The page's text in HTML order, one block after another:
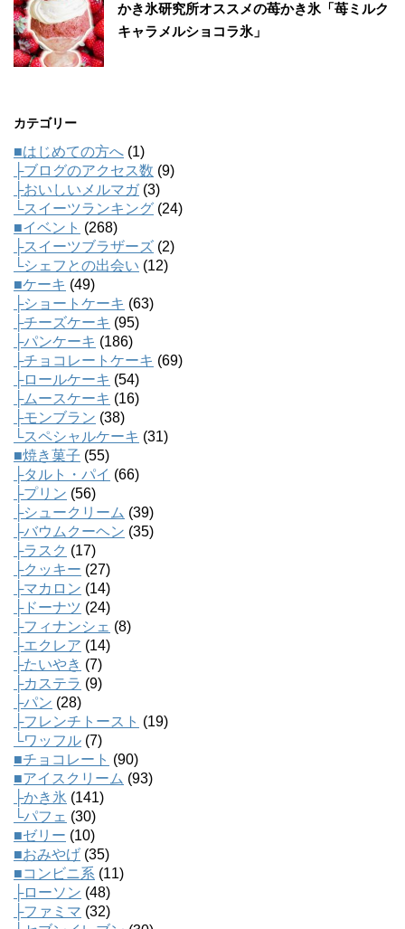
かき氷研究所オススメの苺かき氷「苺ミルク
キャラメルショコラ氷」
カテゴリー
■はじめての方へ (1)
├ブログのアクセス数 (9)
├おいしいメルマガ(3)
└スイーツランキング (24)
■イベント (268)
├スイーツブラザーズ (2)
└シェフとの出会い (12)
■ケーキ (49)
├ショートケーキ (63)
├チーズケーキ (95)
├パンケーキ (186)
├チョコレートケーキ (69)
├ロールケーキ (54)
├ムースケーキ (16)
├モンブラン (38)
└スペシャルケーキ (31)
■焼き菓子 (55)
├タルト・パイ (66)
├プリン (56)
├シュークリーム (39)
├バウムクーヘン (35)
├ラスク (17)
├クッキー (27)
├マカロン (14)
├ドーナツ (24)
├フィナンシェ (8)
├エクレア (14)
├たいやき (7)
├カステラ (9)
├パン (28)
├フレンチトースト (19)
└ワッフル (7)
■チョコレート (90)
■アイスクリーム (93)
├かき氷 (141)
└パフェ (30)
■ゼリー (10)
■おみやげ (35)
■コンビニ系 (11)
├ローソン (48)
├ファミマ (32)